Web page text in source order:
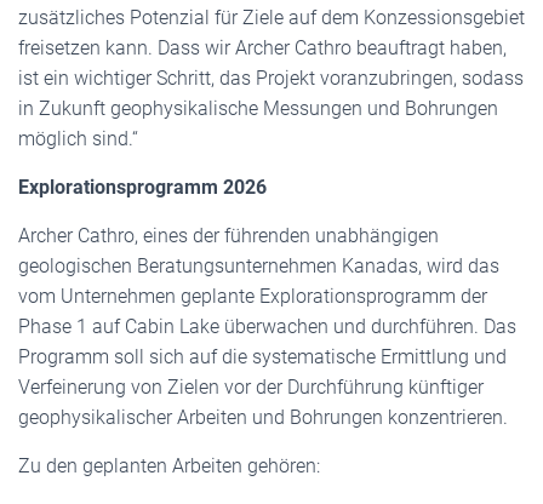
zusätzliches Potenzial für Ziele auf dem Konzessionsgebiet
freisetzen kann. Dass wir Archer Cathro beauftragt haben,
ist ein wichtiger Schritt, das Projekt voranzubringen, sodass
in Zukunft geophysikalische Messungen und Bohrungen
möglich sind.“
Explorationsprogramm 2026
Archer Cathro, eines der führenden unabhängigen
geologischen Beratungsunternehmen Kanadas, wird das
vom Unternehmen geplante Explorationsprogramm der
Phase 1 auf Cabin Lake überwachen und durchführen. Das
Programm soll sich auf die systematische Ermittlung und
Verfeinerung von Zielen vor der Durchführung künftiger
geophysikalischer Arbeiten und Bohrungen konzentrieren.
Zu den geplanten Arbeiten gehören: